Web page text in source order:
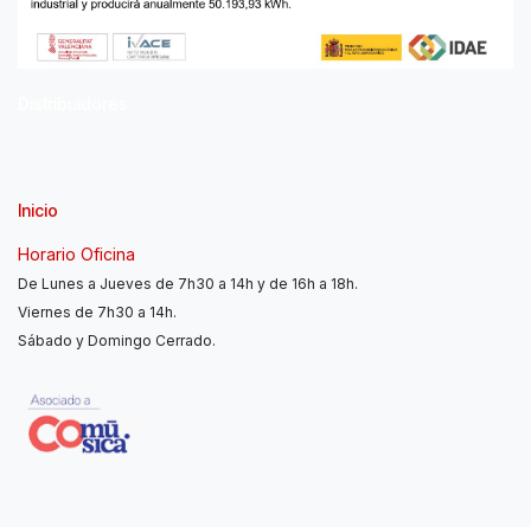
Inicio
Horario Oficina
De Lunes a Jueves de 7h30 a 14h y de 16h a 18h.
Viernes de 7h30 a 14h.
Sábado y Domingo Cerrado.